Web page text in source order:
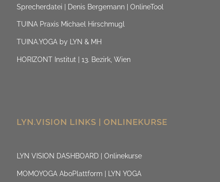
Sprecherdatei | Denis Bergemann | OnlineTool
TUINA Praxis Michael Hirschmugl
TUINA.YOGA by LYN & MH
HORIZONT Institut | 13. Bezirk, Wien
LYN.VISION LINKS | ONLINEKURSE
LYN VISION DASHBOARD | Onlinekurse
MOMOYOGA AboPlattform | LYN YOGA